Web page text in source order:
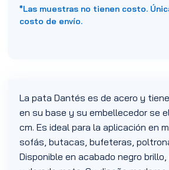
*Las muestras no tienen costo.
costo de envío.
La pata Dantés es de acero y
en su base y su embellecedor se
cm. Es ideal para la aplicación en
sofás, butacas, bufeteras,
Disponible en acabado negro